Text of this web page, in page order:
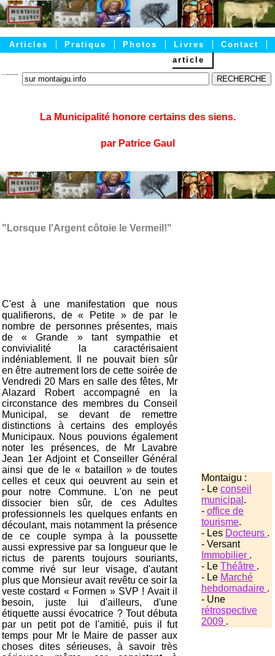
Contact
Livres
Photos
Pratique
Articles
article
La Municipalité honore certains des siens.
par Patrice Gaul
"Lorsque l'Argent côtoie le Vermeil!"
C'est à une manifestation que nous
qualifierons, de « Petite » de par le
nombre de personnes présentes, mais
de « Grande » tant sympathie et
convivialité la caractérisaient
indéniablement. Il ne pouvait bien sûr
en être autrement lors de cette soirée de
Vendredi 20 Mars en salle des fêtes, Mr
Alazard Robert accompagné en la
circonstance des membres du Conseil
Municipal, se devant de remettre
distinctions à certains des employés
Municipaux. Nous pouvions également
noter les présences, de Mr Lavabre
Jean 1er Adjoint et Conseiller Général
ainsi que de le « bataillon » de toutes
celles et ceux qui oeuvrent au sein et
pour notre Commune. L'on ne peut
dissocier bien sûr, de ces Adultes
professionnels les quelques enfants en
découlant, mais notamment la présence
de ce couple sympa à la poussette
aussi expressive par sa longueur que le
rictus de parents toujours souriants,
comme rivé sur leur visage, d'autant
plus que Monsieur avait revêtu ce soir la
veste costard « Formen » SVP ! Avait il
besoin, juste lui d'ailleurs, d'une
étiquette aussi évocatrice ? Tout débuta
par un petit pot de l'amitié, puis il fut
temps pour Mr le Maire de passer aux
choses dites sérieuses, à savoir très
Montaigu :
- Le conseil
municipal .
- office de
tourisme.
- Les Docteurs .
- Versant
Immobilier .
- Le Théâtre .
- Le Marché
hebdomadaire .
- Une
rétrospective
2009 .